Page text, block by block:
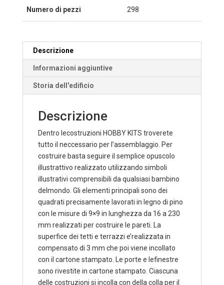
Numero di pezzi 298
Descrizione
Informazioni aggiuntive
Storia dell'edificio
Descrizione
Dentro lecostruzioni HOBBY KITS troverete
tutto il neccessario per l’assemblaggio. Per
costruire basta seguire il semplice opuscolo
illustrattivo realizzato utilizzando simboli
illustrativi comprensibili da qualsiasi bambino
delmondo. Gli elementi principali sono dei
quadrati precisamente lavorati in legno di pino
con le misure di 9×9 in lunghezza da 16 a 230
mm realizzati per costruire le pareti. La
superfice dei tetti e terrazzi e’realizzata in
compensato di 3 mm che poi viene incollato
con il cartone stampato. Le porte e lefinestre
sono rivestite in cartone stampato. Ciascuna
delle costruzioni si incolla con della colla per il